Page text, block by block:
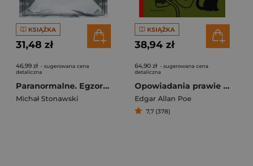
KSIĄŻKA
31,48 zł
46,99 zł - sugerowana cena
detaliczna
Paranormalne. Egzorcyzmy. Prawdziwe historie opętań
Michał Stonawski
KSIĄŻKA
38,94 zł
64,90 zł - sugerowana cena
detaliczna
Opowiadania prawie wszystkie
Edgar Allan Poe
7,7 (378)